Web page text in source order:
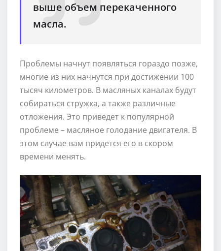
выше объем перекаченного
масла.
Проблемы начнут появляться гораздо позже,
многие из них начнутся при достижении 100
тысяч километров. В масляных каналах будут
собираться стружка, а также различные
отложения. Это приведет к популярной
проблеме – масляное голодание двигателя. В
этом случае вам придется его в скором
времени менять.